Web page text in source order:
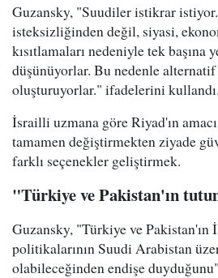
Guzansky, "Suudiler istikrar
isteksizliğinden değil, siyasi,
kısıtlamaları nedeniyle tek başına
düşünüyorlar. Bu nedenle
oluşturuyorlar." ifadelerini kullandı.
İsrailli uzmana göre Riyad'ın
tamamen değiştirmekten ziyade
farklı seçenekler geliştirmek.
"Türkiye ve Pakistan'ın
Guzansky, "Türkiye ve Pakistan'ın
politikalarının Suudi Arabistan
olabileceğinden endişe